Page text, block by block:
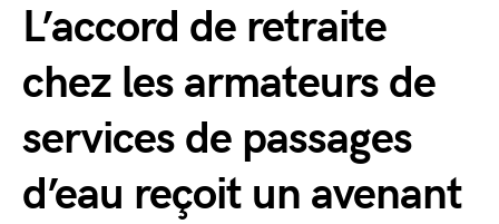
L’accord de retraite
chez les armateurs de
services de passages
d’eau reçoit un avenant